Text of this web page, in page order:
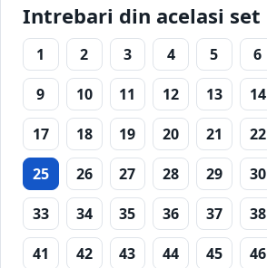
Intrebari din acelasi set
1 2 3 4 5 6
9
10 11 12 13 14
17
18 19 20 21 22
25
26 27 28 29 30
33
34 35 36 37 38
41
42 43 44 45 46